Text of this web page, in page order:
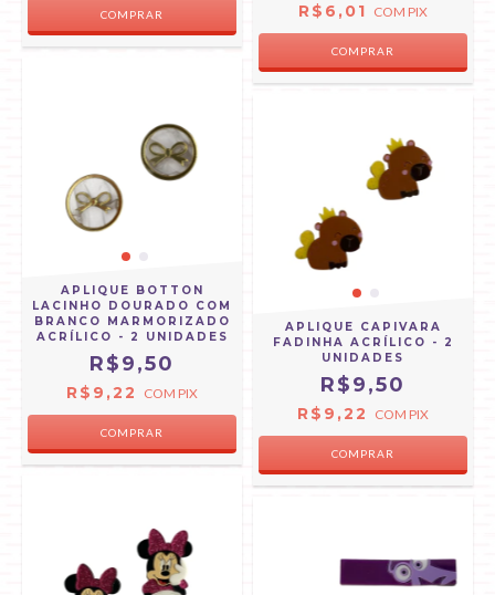
R$6,01 COM PIX
APLIQUE BOTTON
LACINHO DOURADO COM
BRANCO MARMORIZADO
ACRÍLICO - 2 UNIDADES
R$9,50
R$9,22 COM PIX
APLIQUE CAPIVARA
FADINHA ACRÍLICO - 2
UNIDADES
R$9,50
R$9,22 COM PIX